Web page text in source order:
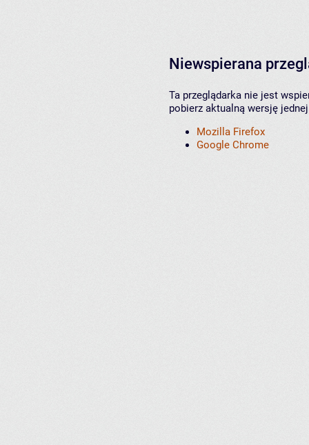
Niewspierana
Ta przeglądarka nie jest
pobierz aktualną wersję
Mozilla Firefox
Google Chrome